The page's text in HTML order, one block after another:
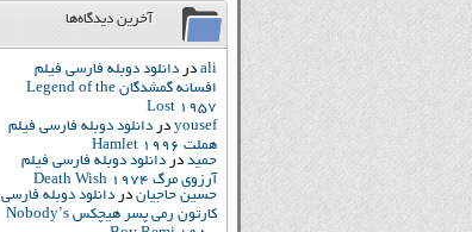
آخرین دیدگاه‌ها
ali در دانلود دوبله فارسی فیلم
افسانه گمشدگان Legend of the
Lost 1957
yousef در دانلود دوبله فارسی فیلم
هملت Hamlet 1996
حمید در دانلود دوبله فارسی فیلم
آرزوی مرگ Death Wish 1974
حسین حاجیان در دانلود دوبله فارسی
کارتون رمی پسر هیچکس Nobody’s